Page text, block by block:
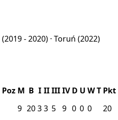
(2019 - 2020) · Toruń (2022)
Poz M B I IIIIIIV D U WT Pkt
9 2033 5 9 0 0 0
20